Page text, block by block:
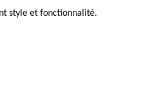
style et fonctionnalité.